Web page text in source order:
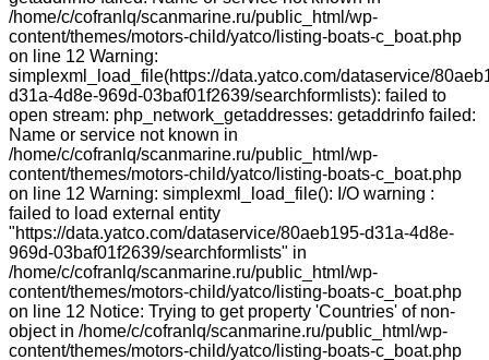
/home/c/cofranlq/scanmarine.ru/public_html/wp-
content/themes/motors-child/yatco/listing-boats-c_boat.php
on line 12 Warning:
simplexml_load_file(https://data.yatco.com/dataservice/
d31a-4d8e-969d-03baf01f2639/searchformlists): failed to
open stream: php_network_getaddresses: getaddrinfo failed:
Name or service not known in
/home/c/cofranlq/scanmarine.ru/public_html/wp-
content/themes/motors-child/yatco/listing-boats-c_boat.php
on line 12 Warning: simplexml_load_file(): I/O warning :
failed to load external entity
"https://data.yatco.com/dataservice/80aeb195-d31a-4d8e-
969d-03baf01f2639/searchformlists" in
/home/c/cofranlq/scanmarine.ru/public_html/wp-
content/themes/motors-child/yatco/listing-boats-c_boat.php
on line 12 Notice: Trying to get property 'Countries' of non-
object in /home/c/cofranlq/scanmarine.ru/public_html/wp-
content/themes/motors-child/yatco/listing-boats-c_boat.php